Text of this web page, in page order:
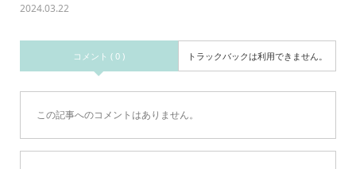
2024.03.22
コメント ( 0 ) トラックバックは利用できません。
この記事へのコメントはありません。